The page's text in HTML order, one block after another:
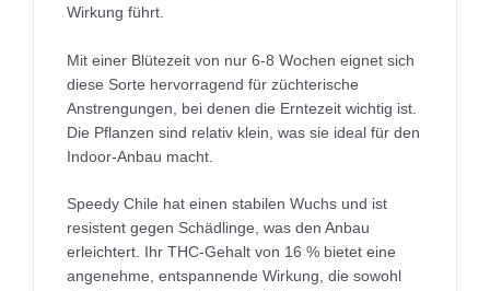
Wirkung führt.
Mit einer Blütezeit von nur 6-8 Wochen eignet sich
diese Sorte hervorragend für züchterische
Anstrengungen, bei denen die Erntezeit wichtig ist.
Die Pflanzen sind relativ klein, was sie ideal für den
Indoor-Anbau macht.
Speedy Chile hat einen stabilen Wuchs und ist
resistent gegen Schädlinge, was den Anbau
erleichtert. Ihr THC-Gehalt von 16 % bietet eine
angenehme, entspannende Wirkung, die sowohl